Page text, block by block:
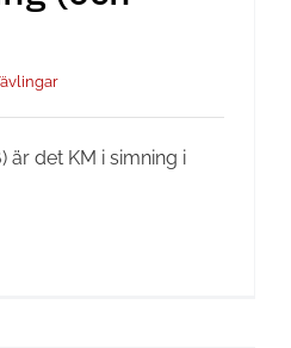
är det KM i simning i